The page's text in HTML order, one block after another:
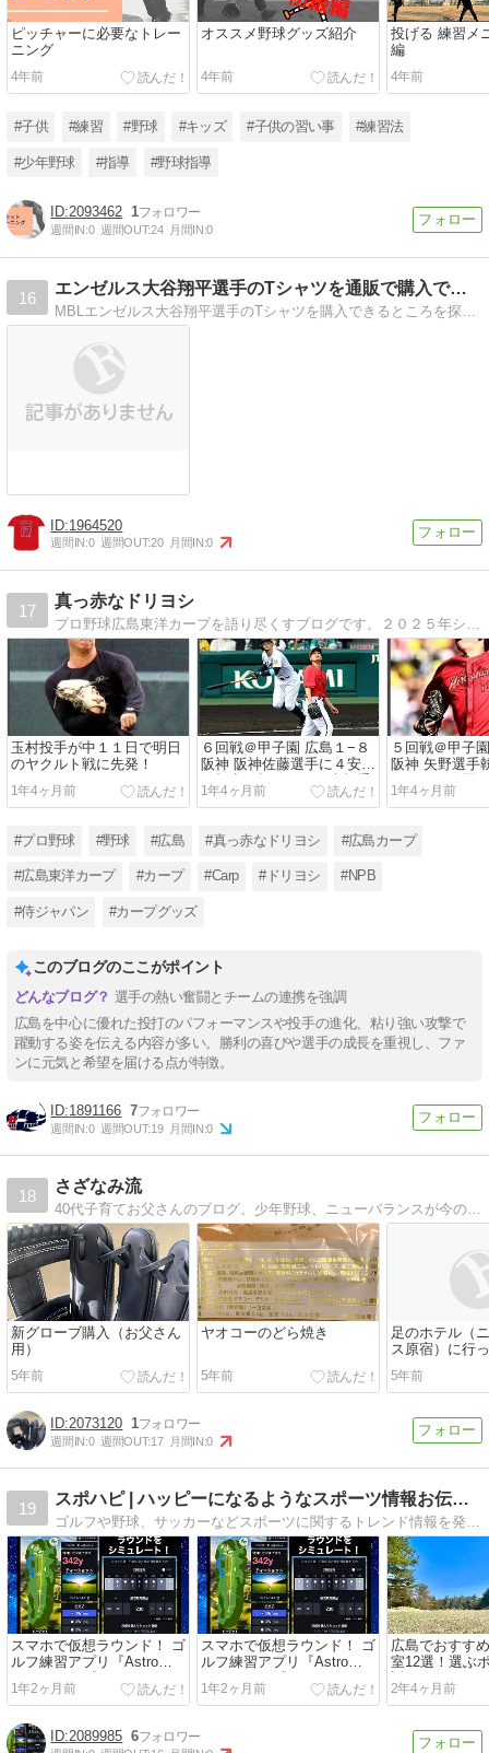
ピッチャーに必要なトレー
ニング
4年前
オススメ野球グッズ紹介
4年前
投げる 練習メ
編
4年前
#子供 #練習 #野球 #キッズ #子供の習い事 #練習法
#少年野球 #指導 #野球指導
2093462 1
週間IN:0 週間OUT:24 月間IN:0
16
エンゼルス大谷翔平選手のTシャツを通販で購入できるところ
1964520
週間IN:0 週間OUT:20 月間IN:0
17
真っ赤なドリヨシ
玉村投手が中１１日で明日
のヤクルト戦に先発！
1年4ヶ月前
６回戦＠甲子園 広島１−８
阪神 阪神佐藤選手に４安打
６打点と打たれる。森投手
４回３失点で今季初黒星。
敗。
1年4ヶ月前
５回戦＠甲子
阪神 矢野選手
イムリー！羽
２点タイムリ
２連勝で首位
1年4ヶ月前
#プロ野球 #野球 #広島 #真っ赤なドリヨシ #広島カープ
#広島東洋カープ #カープ #Carp #ドリヨシ #NPB
#侍ジャパン #カープグッズ
このブログのここがポイント
選手の熱い奮闘とチームの連携を強調
広島を中心に優れた投打のパフォーマンスや投手の進化、粘り強い攻撃で
躍動する姿を伝える内容が多い。勝利の喜びや選手の成長を重視し、ファ
ンに元気と希望を届ける点が特徴。
1891166 7
週間IN:0 週間OUT:19 月間IN:0
18
さざなみ流
40代子育てお父さんのブログ。少年野球、ニューバランスが今の所のメイン記事。自分の興味のある事、同じ環境のお父さんの参考になれるようなブログを目指します。
新グローブ購入（お父さん
用）
5年前
ヤオコーのどら焼き
5年前
足のホテル（
ス原宿）に行
5年前
2073120 1
週間IN:0 週間OUT:17 月間IN:0
19
スポハピ | ハッピーになるようなスポーツ情報お伝えします！
スマホで仮想ラウンド！ ゴ
ルフ練習アプリ『Astro
Golfers』正式リリース
1年2ヶ月前
スマホで仮想ラウンド！ ゴ
ルフ練習アプリ『Astro
Golfers』正式リリース
1年2ヶ月前
広島でおすす
室12選！選ぶ
説
2年4ヶ月前
2089985 6